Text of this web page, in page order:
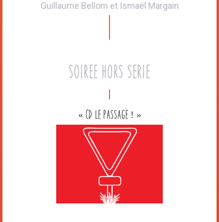
Guillaume Bellom et Ismaël Margain
SOIREE HORS SERIE
« CD le Passage ! »